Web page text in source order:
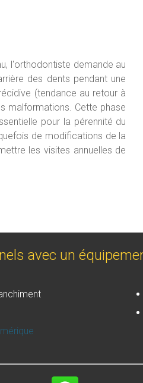
l'orthodontiste demande au
des dents pendant une
(tendance au retour à
malformations. Cette phase
pour la pérennité du
de modifications de la
les visites annuelles de
avec un